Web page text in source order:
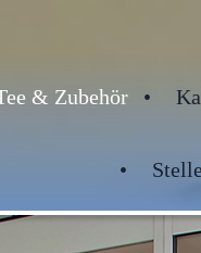
& Zubehör